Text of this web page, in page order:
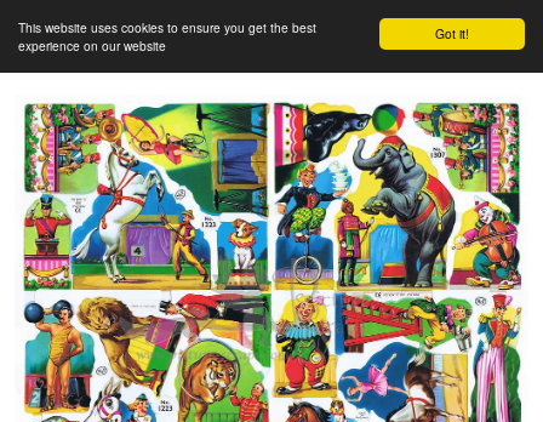
Got it!
This website uses cookies to ensure you get the best
experience on our website